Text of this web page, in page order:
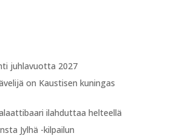
juhlavuotta 2027
on Kaustisen kuningas
ilahduttaa helteellä
Jylhä -kilpailun